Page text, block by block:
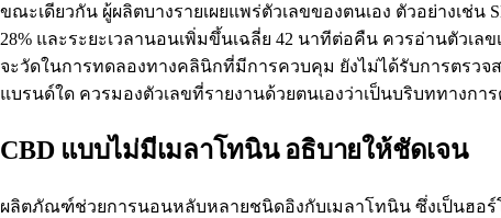
ขณะเดียวกัน ผู้ผลิตบางรายเผยแพร่ตัวเลขของตนเอง ตัวอย่างเช่
28% และระยะเวลานอนเพิ่มขึ้นเฉลี่ย 42 นาทีต่อคืน ควรอ่านตัวเ
จะวัดในการทดลองทางคลินิกที่มีการควบคุม ยังไม่ได้รับการตรวจ
แบรนด์ใด ควรมองตัวเลขที่รายงานด้วยตนเองว่าเป็นบริบททางก
CBD แบบไม่มีเมลาโทนิน อธิบายให้ชัดเจน
ผลิตภัณฑ์ช่วยการนอนหลับหลายชนิดอิงกับเมลาโทนิน ซึ่งเป็นฮอ